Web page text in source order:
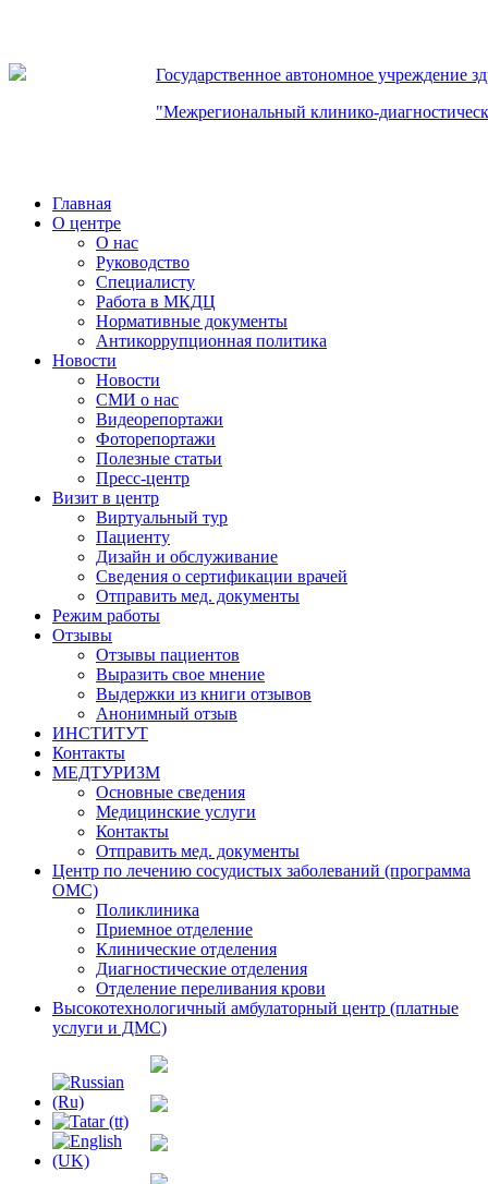
Государственное автономное учреждение
"Межрегиональный клинико-
Главная
О центре
О нас
Руководство
Специалисту
Работа в МКДЦ
Нормативные документы
Антикоррупционная политика
Новости
Новости
СМИ о нас
Видеорепортажи
Фоторепортажи
Полезные статьи
Пресс-центр
Визит в центр
Виртуальный тур
Пациенту
Дизайн и обслуживание
Сведения о сертификации врачей
Отправить мед. документы
Режим работы
Отзывы
Отзывы пациентов
Выразить свое мнение
Выдержки из книги отзывов
Анонимный отзыв
ИНСТИТУТ
Контакты
МЕДТУРИЗМ
Основные сведения
Медицинские услуги
Контакты
Отправить мед. документы
Центр по лечению сосудистых заболеваний (программа
ОМС)
Поликлиника
Приемное отделение
Клинические отделения
Диагностические отделения
Отделение переливания крови
Высокотехнологичный амбулаторный центр (платные
услуги и ДМС)